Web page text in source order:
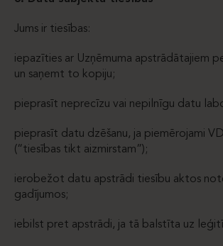
Jums ir tiesības:
iepazīties ar Uzņēmuma apstrādātajiem
un saņemt to kopiju;
pieprasīt neprecīzu vai nepilnīgu datu
pieprasīt datu dzēšanu, ja piemērojami
(“tiesības tikt aizmirstam”);
ierobežot datu apstrādi tiesību aktos
gadījumos;
iebilst pret apstrādi, ja tā balstīta uz